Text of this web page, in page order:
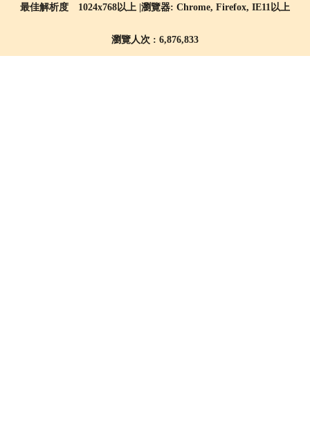
最佳解析度 1024x768以上 |瀏覽器: Chrome, Firefox, IE11以上
瀏覽人次 : 6,876,833